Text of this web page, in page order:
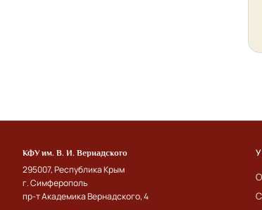
КФУ им. В. И. Вернадского
295007, Республика Крым
г. Симферополь
пр-т Академика Вернадского, 4